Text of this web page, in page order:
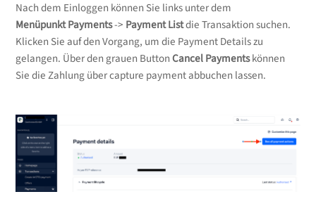
Nach dem Einloggen können Sie links unter dem
Menüpunkt Payments-> Payment Listdie Transaktion suchen.
Klicken Sie auf den Vorgang, um die Payment Details zu
gelangen. Über den grauen ButtonCancel Paymentskönnen
Sie die Zahlung über capture payment abbuchen lassen.